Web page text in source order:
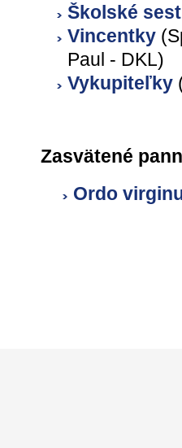
Školské
Vincentky
Paul - DKL)
Vykupiteľky
Zasvätené
Ordo